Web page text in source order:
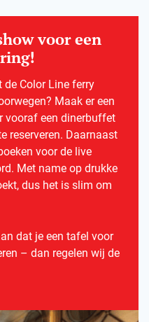
voor een
de Color Line ferry
Maak er een
vooraf een dinerbuffet
reserveren. Daarnaast
voor de live
Met name op drukke
dus het is slim om
dat je een tafel voor
– dan regelen wij de